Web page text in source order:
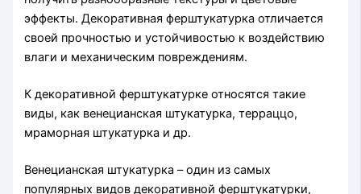
эффекты. Декоративная ферштукатурка отличается
своей прочностью и устойчивостью к воздействию
влаги и механическим повреждениям.
К декоративной ферштукатурке относятся такие
виды, как венецианская штукатурка, терраццо,
мраморная штукатурка и др.
Венецианская штукатурка – один из самых
популярных видов декоративной ферштукатурки,